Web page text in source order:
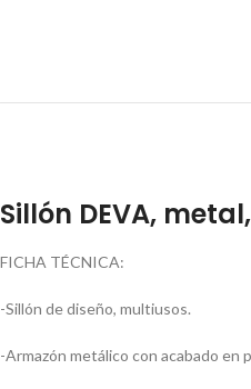
Sillón DEVA,
FICHA TÉCNICA:
-Sillón de diseño, multiusos.
-Armazón metálico con acabado en